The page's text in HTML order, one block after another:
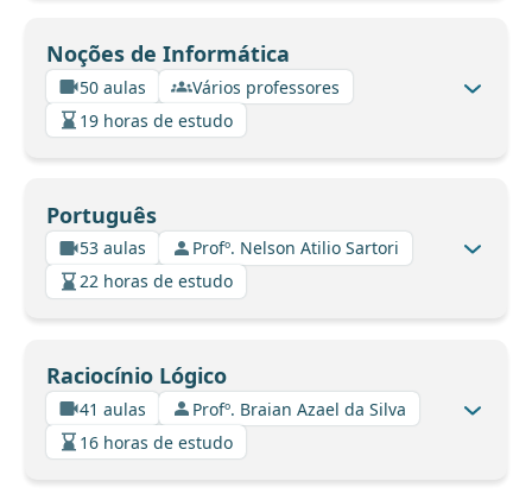
Noções de Informática
50 aulas
Vários professores
19 horas de estudo
Português
53 aulas
Profº. Nelson Atilio Sartori
22 horas de estudo
Raciocínio Lógico
41 aulas
Profº. Braian Azael da Silva
16 horas de estudo